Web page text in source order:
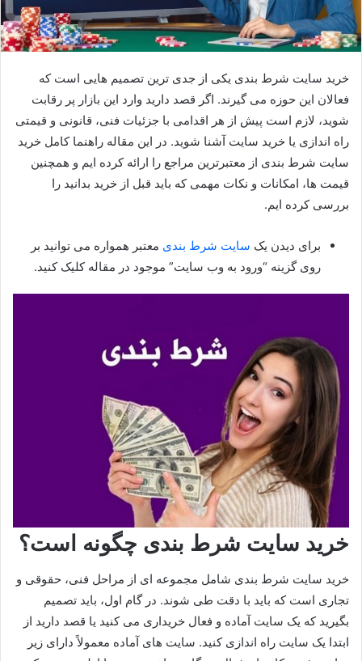
خرید سایت شرط بندی یکی از جدی‌ ترین تصمیم‌ هایی است که
فعالان این حوزه می‌ گیرند. اگر قصد دارید وارد این بازار پر رقابت
شوید، لازم است پیش از هر اقدامی با جزئیات فنی، قانونی و قیمتی
راه‌ اندازی یا خرید سایت آشنا شوید. در این مقاله راهنما کامل خرید
سایت شرط بندی از معتبرترین مراجع را ارائه کرده‌ ایم و همچنین
قیمت‌ ها، امکانات و نکات مهمی که باید قبل از خرید بدانید را
بررسی کرده‌ ایم.
برای دیدن یک سایت شرط بندی معتبر همواره می توانید بر
روی گزینه “ورود به وب سایت” موجود در مقاله کلیک کنید.
خرید سایت شرط بندی چگونه است؟
خرید سایت شرط بندی شامل مجموعه‌ ای از مراحل فنی، حقوقی و
تجاری است که باید با دقت طی شوند. در گام اول، باید تصمیم
بگیرید که یک سایت آماده و فعال خریداری می‌ کنید یا قصد دارید از
ابتدا یک سایت راه‌ اندازی کنید. سایت‌ های آماده معمولاً دارای زیر